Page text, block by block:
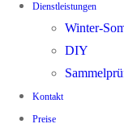
Dienstleistungen
Winter-
DIY
Kontakt
Preise